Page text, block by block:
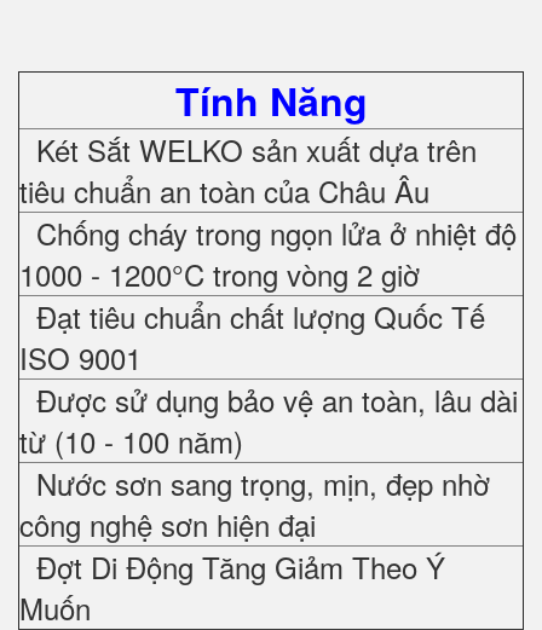
Tính Năng
Két Sắt WELKO sản xuất dựa trên
tiêu chuẩn an toàn của Châu Âu
Chống cháy trong ngọn lửa ở nhiệt độ
1000 - 1200°C trong vòng 2 giờ
Đạt tiêu chuẩn chất lượng Quốc Tế
ISO 9001
Được sử dụng bảo vệ an toàn, lâu dài
từ (10 - 100 năm)
Nước sơn sang trọng, mịn, đẹp nhờ
công nghệ sơn hiện đại
Đợt Di Động Tăng Giảm Theo Ý
Muốn